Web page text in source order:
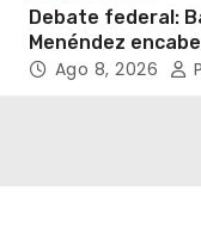
Debate federal:
Menéndez
Asamblea del CNV
Ago 8, 2026